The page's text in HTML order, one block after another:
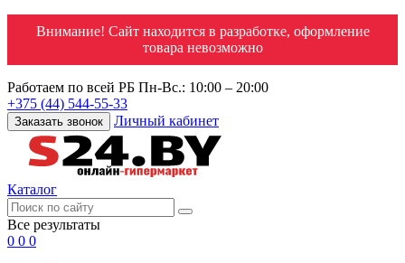
Внимание! Сайт находится в разработке, оформление
товара невозможно
Работаем по всей РБ Пн-Вс.: 10:00 – 20:00
+375 (44) 544-55-33
Заказать звонок Личный кабинет
Каталог
Все результаты
0 0 0